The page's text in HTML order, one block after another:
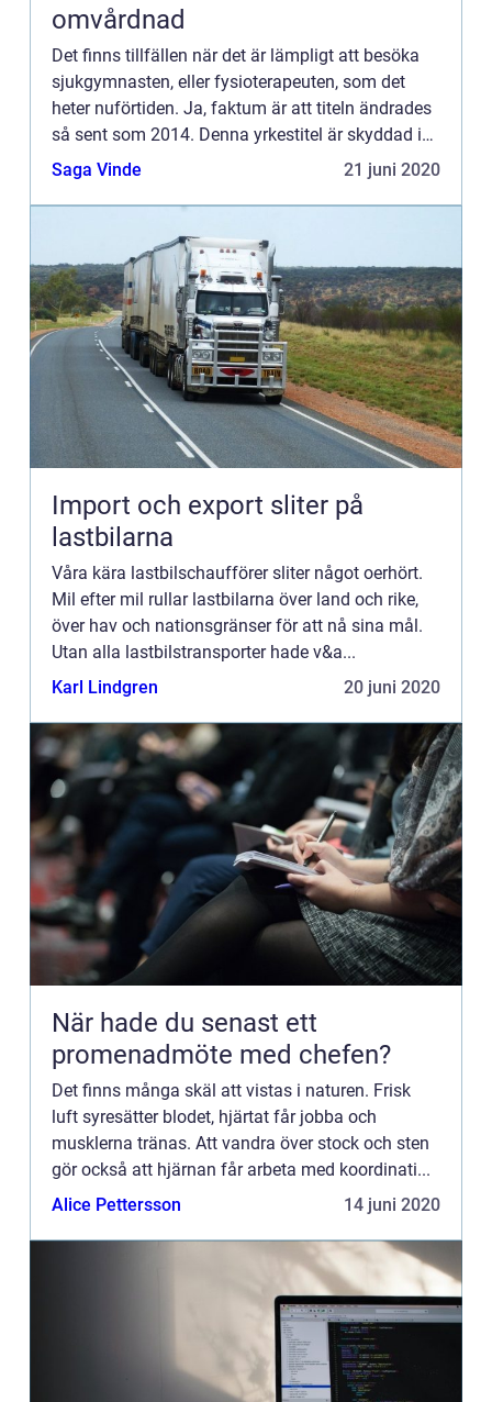
omvårdnad
Det finns tillfällen när det är lämpligt att besöka
sjukgymnasten, eller fysioterapeuten, som det
heter nuförtiden. Ja, faktum är att titeln ändrades
så sent som 2014. Denna yrkestitel är skyddad i
l...
Saga Vinde 21 juni 2020
Import och export sliter på
lastbilarna
Våra kära lastbilschaufförer sliter något oerhört.
Mil efter mil rullar lastbilarna över land och rike,
över hav och nationsgränser för att nå sina mål.
Utan alla lastbilstransporter hade v&a...
Karl Lindgren
20 juni 2020
När hade du senast ett
promenadmöte med chefen?
Det finns många skäl att vistas i naturen. Frisk
luft syresätter blodet, hjärtat får jobba och
musklerna tränas. Att vandra över stock och sten
gör också att hjärnan får arbeta med koordinati...
Alice Pettersson
14 juni 2020